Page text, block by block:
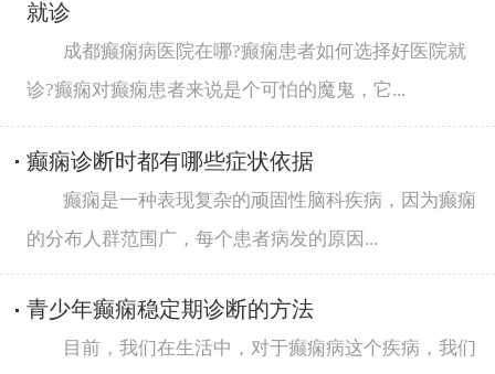
就诊
成都癫痫病医院在哪?癫痫患者如何选择好医院就
诊?癫痫对癫痫患者来说是个可怕的魔鬼，它...
癫痫诊断时都有哪些症状依据
癫痫是一种表现复杂的顽固性脑科疾病，因为癫痫
的分布人群范围广，每个患者病发的原因...
青少年癫痫稳定期诊断的方法
目前，我们在生活中，对于癫痫病这个疾病，我们